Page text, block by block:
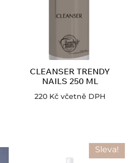
CLEANSER TRENDY
NAILS 250 ML
220 Kč včetně DPH
Sleva!